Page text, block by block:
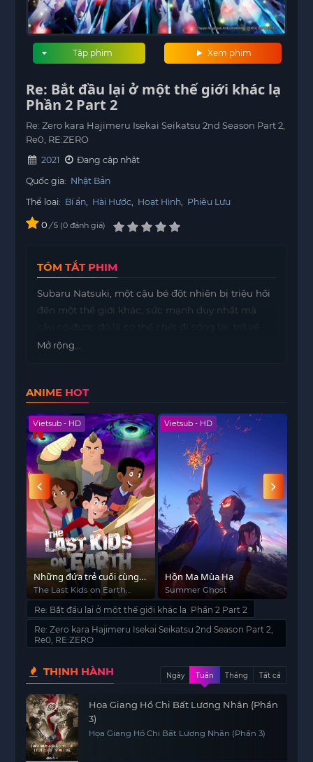
Xem phim
Tập phim
Re: Bắt đầu lại ở một thế giới khác lạ
Phần 2 Part 2
Re: Zero kara Hajimeru Isekai Seikatsu 2nd Season Part 2,
Re0, RE:ZERO
2021
Đang cập nhật
Quốc gia: Nhật Bản
Thể loại: Bí ẩn Hài Hước Hoạt Hình Phiêu Lưu
0 / 5 0 đánh giá
TÓM TẮT PHIM
Subaru Natsuki, một cậu bé đột nhiên bị triệu hồi
đến một thế giới khác, sức mạnh duy nhất mà
quá khứ sau khi chết, bảo vệ những người quan
và đối mặt với số phận khắc nghiệt của mình.
Mở rộng...
ANIME HOT
Vietsub - HD
Những đứa trẻ cuối cùng
trên Trái Đất (Phần 1)
The Last Kids on Earth
(Season 1)
Vietsub - HD
Hồn Ma Mùa Hạ
Summer Ghost
Re: Bắt đầu lại ở một thế giới khác lạ Phần 2 Part 2
Re: Zero kara Hajimeru Isekai Seikatsu 2nd Season Part 2,
Re0, RE:ZERO
THỊNH HÀNH Ngày Tuần Tháng Tất cả
Họa Giang Hồ Chi Bất Lương Nhân (Phần
3)
Họa Giang Hồ Chi Bất Lương Nhân (Phần 3)